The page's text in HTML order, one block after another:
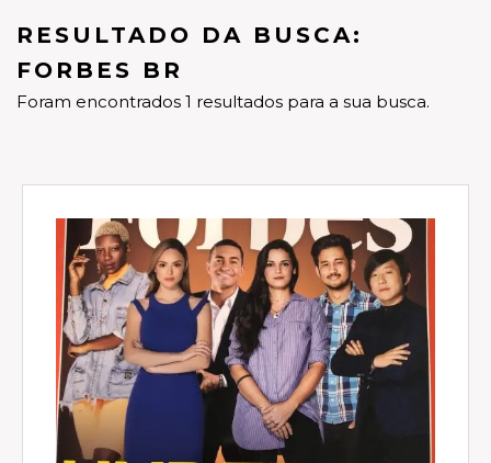
RESULTADO DA BUSCA:
FORBES BR
Foram encontrados 1 resultados para a sua busca.